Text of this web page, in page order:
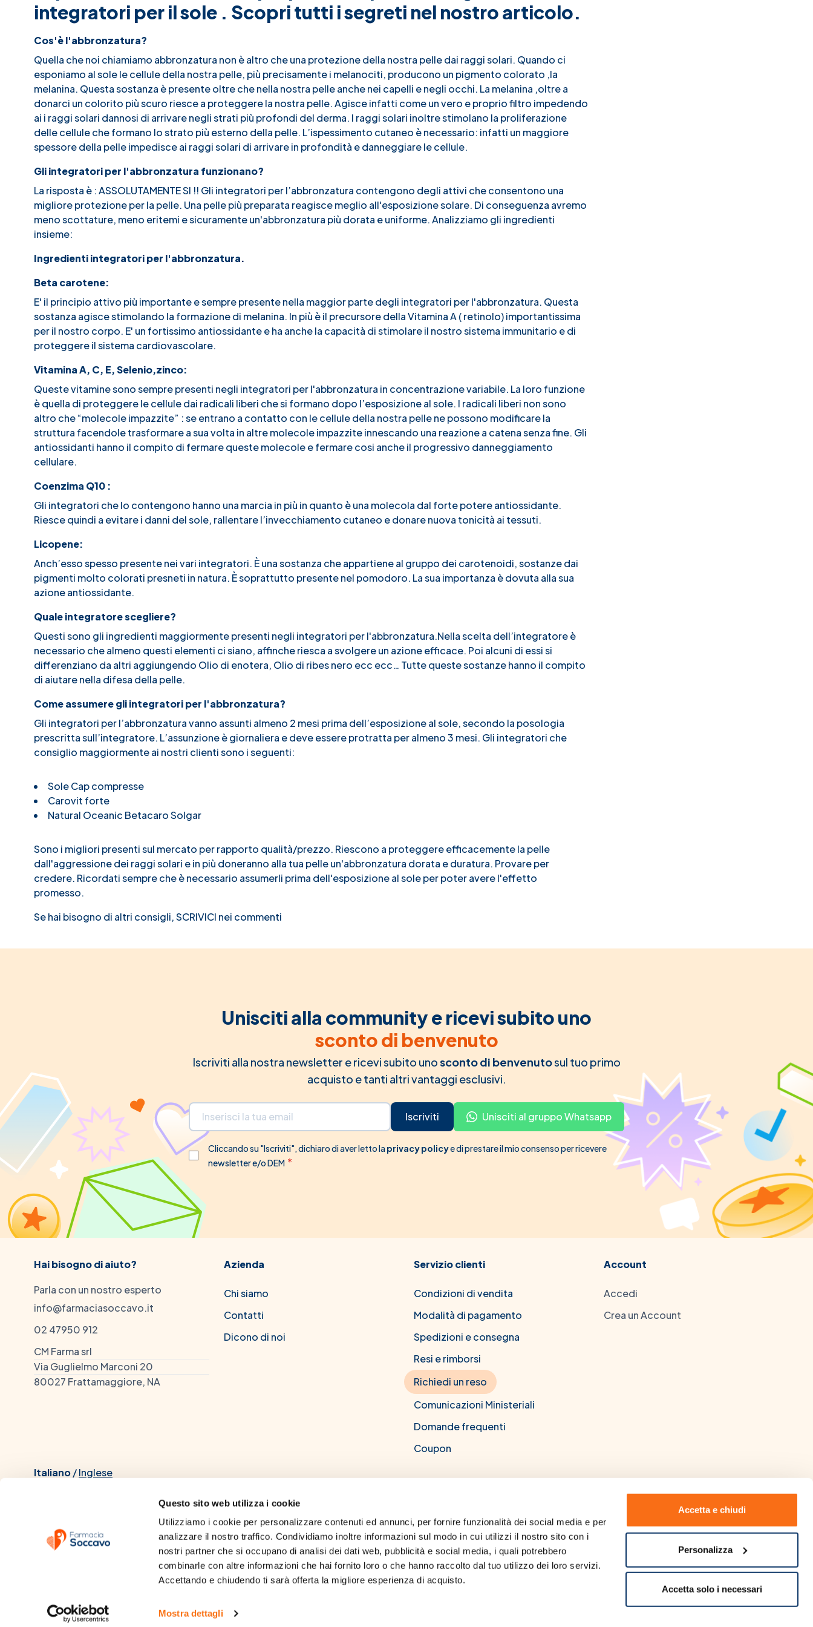
Questo sito web utilizza i cookie
Utilizziamo i cookie per personalizzare contenuti ed annunci, per fornire funzionalità dei social media e per
analizzare il nostro traffico. Condividiamo inoltre informazioni sul modo in cui utilizzi il nostro sito con i
nostri partner che si occupano di analisi dei dati web, pubblicità e social media, i quali potrebbero
combinarle con altre informazioni che hai fornito loro o che hanno raccolto dal tuo utilizzo dei loro servizi.
Accettando e chiudendo ti sarà offerta la migliore esperienza di acquisto.
Mostra dettagli
Accetta e chiudi
Personalizza
Accetta solo i necessari
integratori per il sole . Scopri tutti i segreti nel nostro articolo.
Cos'è l'abbronzatura?
Quella che noi chiamiamo abbronzatura non è altro che una protezione della nostra pelle dai raggi solari. Quando ci
esponiamo al sole le cellule della nostra pelle, più precisamente i melanociti, producono un pigmento colorato ,la
melanina. Questa sostanza è presente oltre che nella nostra pelle anche nei capelli e negli occhi. La melanina ,oltre a
donarci un colorito più scuro riesce a proteggere la nostra pelle. Agisce infatti come un vero e proprio filtro impedendo
ai i raggi solari dannosi di arrivare negli strati più profondi del derma. I raggi solari inoltre stimolano la proliferazione
delle cellule che formano lo strato più esterno della pelle. L’ispessimento cutaneo è necessario: infatti un maggiore
spessore della pelle impedisce ai raggi solari di arrivare in profondità e danneggiare le cellule.
Gli integratori per l'abbronzatura funzionano?
La risposta è : ASSOLUTAMENTE SI !! Gli integratori per l’abbronzatura contengono degli attivi che consentono una
migliore protezione per la pelle. Una pelle più preparata reagisce meglio all'esposizione solare. Di conseguenza avremo
meno scottature, meno eritemi e sicuramente un'abbronzatura più dorata e uniforme. Analizziamo gli ingredienti
insieme:
Ingredienti integratori per l'abbronzatura.
Beta carotene:
E' il principio attivo più importante e sempre presente nella maggior parte degli integratori per l'abbronzatura. Questa
sostanza agisce stimolando la formazione di melanina. In più è il precursore della Vitamina A ( retinolo) importantissima
per il nostro corpo. E' un fortissimo antiossidante e ha anche la capacità di stimolare il nostro sistema immunitario e di
proteggere il sistema cardiovascolare.
Vitamina A, C, E, Selenio,zinco:
Queste vitamine sono sempre presenti negli integratori per l'abbronzatura in concentrazione variabile. La loro funzione
è quella di proteggere le cellule dai radicali liberi che si formano dopo l’esposizione al sole. I radicali liberi non sono
altro che “molecole impazzite” : se entrano a contatto con le cellule della nostra pelle ne possono modificare la
struttura facendole trasformare a sua volta in altre molecole impazzite innescando una reazione a catena senza fine. Gli
antiossidanti hanno il compito di fermare queste molecole e fermare cosi anche il progressivo danneggiamento
cellulare.
Coenzima Q10 :
Gli integratori che lo contengono hanno una marcia in più in quanto è una molecola dal forte potere antiossidante.
Riesce quindi a evitare i danni del sole, rallentare l’invecchiamento cutaneo e donare nuova tonicità ai tessuti.
Licopene:
Anch’esso spesso presente nei vari integratori. È una sostanza che appartiene al gruppo dei carotenoidi, sostanze dai
pigmenti molto colorati presneti in natura. È soprattutto presente nel pomodoro. La sua importanza è dovuta alla sua
azione antiossidante.
Quale integratore scegliere?
Questi sono gli ingredienti maggiormente presenti negli integratori per l'abbronzatura.Nella scelta dell’integratore è
necessario che almeno questi elementi ci siano, affinche riesca a svolgere un azione efficace. Poi alcuni di essi si
differenziano da altri aggiungendo Olio di enotera, Olio di ribes nero ecc ecc… Tutte queste sostanze hanno il compito
di aiutare nella difesa della pelle.
Come assumere gli integratori per l'abbronzatura?
Gli integratori per l’abbronzatura vanno assunti almeno 2 mesi prima dell’esposizione al sole, secondo la posologia
prescritta sull’integratore. L’assunzione è giornaliera e deve essere protratta per almeno 3 mesi. Gli integratori che
consiglio maggiormente ai nostri clienti sono i seguenti:
Sole Cap compresse
Carovit forte
Natural Oceanic Betacaro Solgar
Sono i migliori presenti sul mercato per rapporto qualità/prezzo. Riescono a proteggere efficacemente la pelle
dall'aggressione dei raggi solari e in più doneranno alla tua pelle un'abbronzatura dorata e duratura. Provare per
credere. Ricordati sempre che è necessario assumerli prima dell'esposizione al sole per poter avere l'effetto
promesso.
Se hai bisogno di altri consigli, SCRIVICI nei commenti
Unisciti alla community e ricevi subito uno
sconto di benvenuto
Iscriviti alla nostra newsletter e ricevi subito unosconto di benvenutosul tuo primo
acquisto e tanti altri vantaggi esclusivi.
Indirizzo email
Iscriviti Unisciti al gruppo Whatsapp
Cliccando su "Iscriviti", dichiaro di aver letto laprivacy policye di prestare il mio consenso per ricevere
newsletter e/o DEM
Hai bisogno di aiuto?
Parla con un nostro esperto
info@farmaciasoccavo.it
02 47950 912
CM Farma srl
Via Guglielmo Marconi 20
80027 Frattamaggiore, NA
Azienda
Chi siamo
Contatti
Dicono di noi
Servizio clienti
Condizioni di vendita
Modalità di pagamento
Spedizioni e consegna
Resi e rimborsi
Richiedi un reso
Comunicazioni Ministeriali
Domande frequenti
Coupon
Account
Accedi
Crea un Account
Italiano/Inglese
CM Farma srl
Dott. Chiacchio Mario, iscritto all'albo dei farmacisti di Napoli, numero 8239. Titolo professionale: Laurea in Farmacia rilasciata
dall'Università di Napoli Federico II. Codice deontologico dell'ordine dei farmacisti. Per visionare
Operatore biologico certificato n.IT-BIO-007
Puoi pagare con: Seguici su: